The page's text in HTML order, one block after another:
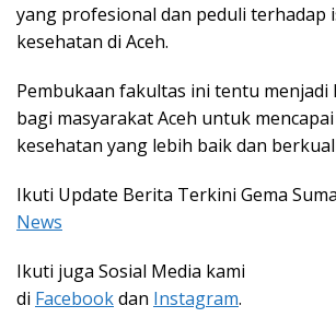
yang profesional dan peduli terhadap
kesehatan di Aceh.
Pembukaan fakultas ini tentu menjadi
bagi masyarakat Aceh untuk
kesehatan yang lebih baik dan
Ikuti Update Berita Terkini Gema
News
Ikuti juga Sosial Media kami
di Facebookdan Instagram.